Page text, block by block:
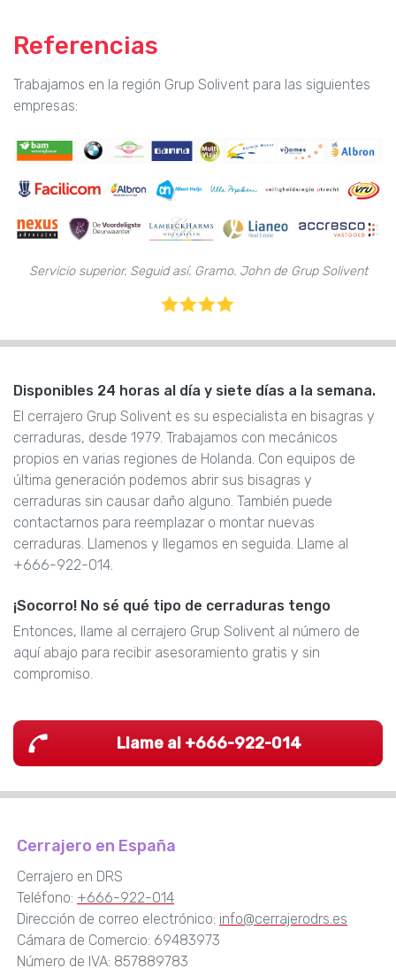
Referencias
Trabajamos en la región Grup Solivent para las siguientes
empresas:
Servicio superior. Seguid así. Gramo. John de Grup Solivent
Disponibles 24 horas al día y siete días a la semana.
El cerrajero Grup Solivent es su especialista en bisagras y
cerraduras, desde 1979. Trabajamos con mecánicos
propios en varias regiones de Holanda. Con equipos de
última generación podemos abrir sus bisagras y
cerraduras sin causar daño alguno. También puede
contactarnos para reemplazar o montar nuevas
cerraduras. Llamenos y llegamos en seguida. Llame al
+666-922-014.
¡Socorro! No sé qué tipo de cerraduras tengo
Entonces, llame al cerrajero Grup Solivent al número de
aquí abajo para recibir asesoramiento gratis y sin
compromiso.
Llame al +666-922-014
Cerrajero en España
Cerrajero en DRS
Teléfono: +666-922-014
Dirección de correo electrónico: info@cerrajerodrs.es
Cámara de Comercio: 69483973
Número de IVA: 857889783